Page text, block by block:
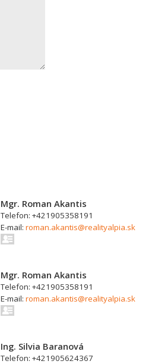
Mgr. Roman Akantis
Telefon: +421905358191
E-mail:roman.akantis@realityalpia.sk
Mgr. Roman Akantis
Telefon: +421905358191
E-mail:roman.akantis@realityalpia.sk
Ing. Silvia Baranová
Telefon: +421905624367